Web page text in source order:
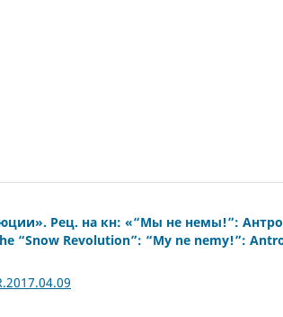
Рец. на кн: «“Мы не немы!”:
“Snow Revolution”: “My ne nemy!”: